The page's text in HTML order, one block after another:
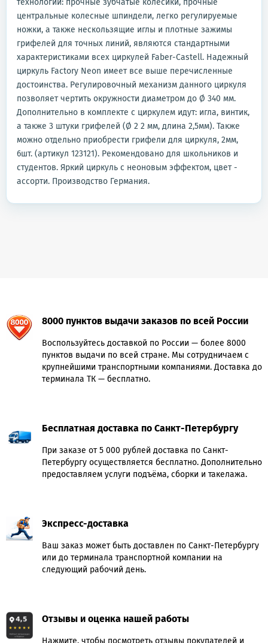
технологии: прочные зубчатые колесики, прочные
центральные колесные шпиндели, легко регулируемые
ножки, а также нескользящие иглы и плотные зажимы
грифелей для точных линий, являются стандартными
характеристиками всех циркулей Faber-Castell. Надежный
циркуль Factory Neon имеет все выше перечисленные
достоинства. Регулировочный механизм данного циркуля
позволяет чертить окружности диаметром до Ø 340 мм.
Дополнительно в комплекте с циркулем идут: игла, винтик,
а также 3 штуки грифелей (Ø 2 2 мм, длина 2,5мм). Также
можно отдельно приобрести грифели для циркуля, 2мм,
6шт. (артикул 123121). Рекомендовано для школьников и
студентов. Яркий циркуль с неоновым эффектом, цвет -
ассорти. Производство Германия.
8000 пунктов выдачи заказов по всей России
Воспользуйтесь доставкой по России — более 8000
пунктов выдачи по всей стране. Мы сотрудничаем с
крупнейшими транспортными компаниями. Доставка до
терминала ТК — бесплатно.
Бесплатная доставка по Санкт-Петербургу
При заказе от 5 000 рублей доставка по Санкт-
Петербургу осуществляется бесплатно. Дополнительно
предоставляем услуги подъёма, сборки и такелажа.
Экспресс-доставка
Ваш заказ может быть доставлен по Санкт-Петербургу
или до терминала транспортной компании на
следующий рабочий день.
Отзывы и оценка нашей работы
Нажмите, чтобы посмотреть отзывы покупателей и